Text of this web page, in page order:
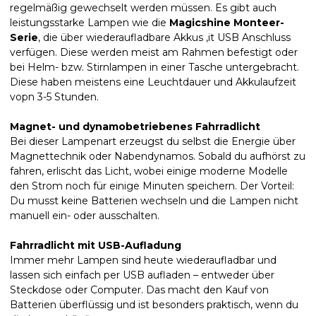
regelmäßig gewechselt werden müssen. Es gibt auch
leistungsstarke Lampen wie die Magicshine Monteer-
Serie, die über wiederaufladbare Akkus ,it USB Anschluss
verfügen. Diese werden meist am Rahmen befestigt oder
bei Helm- bzw. Stirnlampen in einer Tasche untergebracht.
Diese haben meistens eine Leuchtdauer und Akkulaufzeit
vopn 3-5 Stunden.
Magnet- und dynamobetriebenes Fahrradlicht
Bei dieser Lampenart erzeugst du selbst die Energie über
Magnettechnik oder Nabendynamos. Sobald du aufhörst zu
fahren, erlischt das Licht, wobei einige moderne Modelle
den Strom noch für einige Minuten speichern. Der Vorteil:
Du musst keine Batterien wechseln und die Lampen nicht
manuell ein- oder ausschalten.
Fahrradlicht mit USB-Aufladung
Immer mehr Lampen sind heute wiederaufladbar und
lassen sich einfach per USB aufladen – entweder über
Steckdose oder Computer. Das macht den Kauf von
Batterien überflüssig und ist besonders praktisch, wenn du